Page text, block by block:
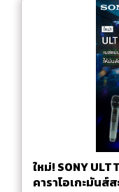
ใหม่! SONY
คาราโอเกะมันส์